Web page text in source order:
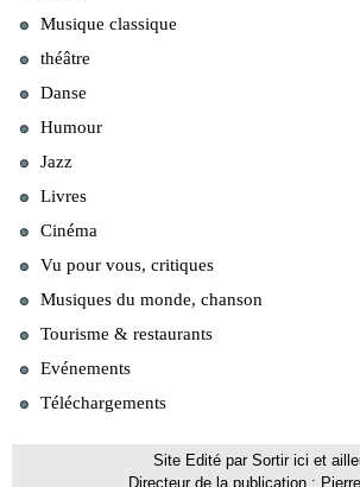
Musique classique
théâtre
Danse
Humour
Jazz
Livres
Cinéma
Vu pour vous, critiques
Musiques du monde, chanson
Tourisme & restaurants
Evénements
Téléchargements
Site Edité par Sortir ici et
Directeur de la publication :